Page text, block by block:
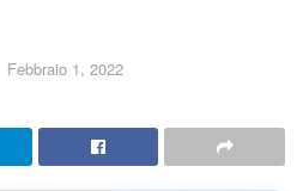
Febbraio 1, 2022